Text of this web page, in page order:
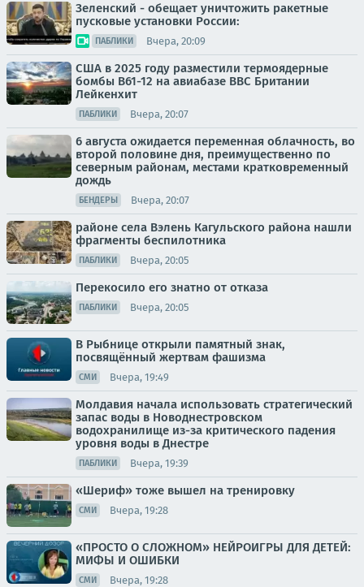
Зеленский - обещает уничтожить ракетные
пусковые установки России:
ПАБЛИКИ Вчера, 20:09
США в 2025 году разместили термоядерные
бомбы B61-12 на авиабазе ВВС Британии
Лейкенхит
ПАБЛИКИ Вчера, 20:07
6 августа ожидается переменная облачность, во
второй половине дня, преимущественно по
северным районам, местами кратковременный
дождь
БЕНДЕРЫ Вчера, 20:07
районе села Вэлень Кагульского района нашли
фрагменты беспилотника
ПАБЛИКИ Вчера, 20:05
Перекосило его знатно от отказа
ПАБЛИКИ Вчера, 20:05
В Рыбнице открыли памятный знак,
посвящённый жертвам фашизма
СМИ Вчера, 19:49
Молдавия начала использовать стратегический
запас воды в Новоднестровском
водохранилище из-за критического падения
уровня воды в Днестре
ПАБЛИКИ Вчера, 19:39
«Шериф» тоже вышел на тренировку
СМИ Вчера, 19:28
«ПРОСТО О СЛОЖНОМ» НЕЙРОИГРЫ ДЛЯ ДЕТЕЙ:
МИФЫ И ОШИБКИ
СМИ Вчера, 19:28